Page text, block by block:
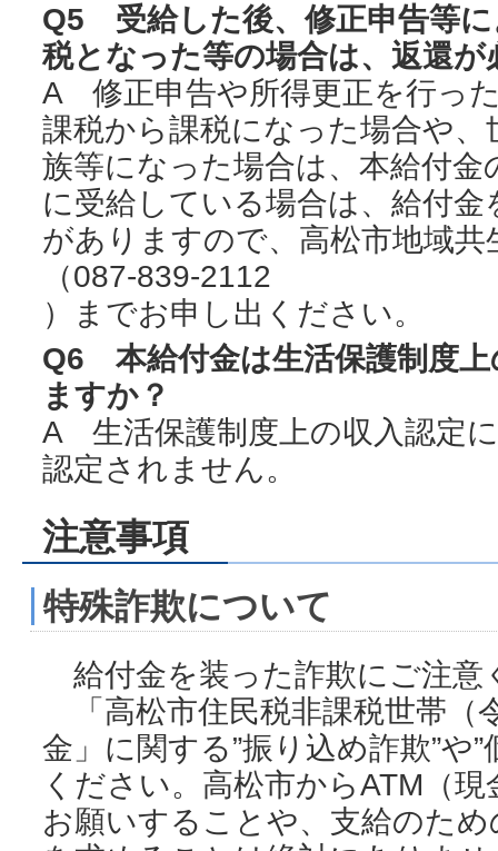
Q5 受給した後、修正申告等に
税となった等の場合は、返還が
A 修正申告や所得更正を行っ
課税から課税になった場合や
族等になった場合は、本給付
に受給している場合は、給付
がありますので、高松市地域共
（087-839-2112
）までお申し出ください。
Q6 本給付金は生活保護制度上
ますか？
A 生活保護制度上の収入認定
認定されません。
注意事項
特殊詐欺について
給付金を装った詐欺にご注意
「高松市住民税非課税世帯（
金」に関する”振り込め詐欺”や
ください。高松市からATM（
お願いすることや、支給のた